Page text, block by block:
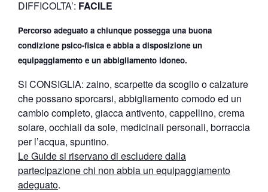
DIFFICOLTA’: FACILE
Percorso adeguato a chiunque possegga una buona
condizione psico-fisica e abbia a disposizione un
equipaggiamento e un abbigliamento idoneo.
SI CONSIGLIA: zaino, scarpette da scoglio o calzature
che possano sporcarsi, abbigliamento comodo ed un
cambio completo, giacca antivento, cappellino, crema
solare, occhiali da sole, medicinali personali, borraccia
per l’acqua, spuntino.
Le Guide si riservano di escludere dalla
partecipazione chi non abbia un equipaggiamento
adeguato.